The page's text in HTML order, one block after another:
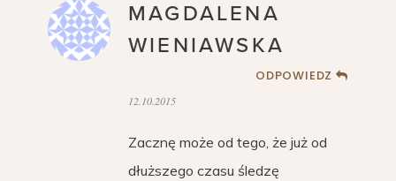
MAGDALENA
WIENIAWSKA
ODPOWIEDZ
12.10.2015
Zacznę może od tego, że już od
dłuższego czasu śledzę